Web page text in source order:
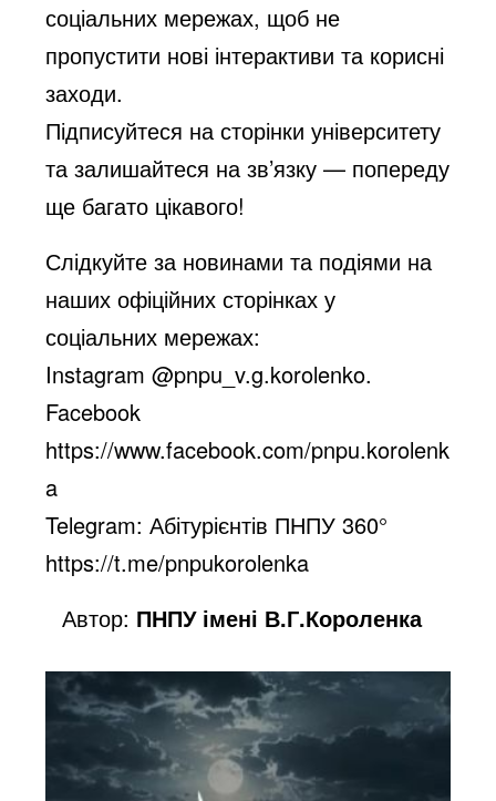
соціальних мережах, щоб не
пропустити нові інтерактиви та корисні
заходи.
Підписуйтеся на сторінки університету
та залишайтеся на зв’язку — попереду
ще багато цікавого!
Слідкуйте за новинами та подіями на
наших офіційних сторінках у
соціальних мережах:
Instagram @pnpu_v.g.korolenko.
Facebook
https://www.facebook.com/pnpu.korolenk
a
Telegram: Абітурієнтів ПНПУ 360°
https://t.me/pnpukorolenka
Автор: ПНПУ імені В.Г.Короленка